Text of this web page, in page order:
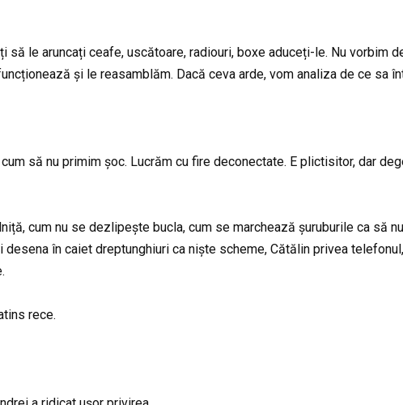
le aruncați ceafe, uscătoare, radiouri, boxe aduceți-le. Nu vorbim
și le reasamblăm. Dacă ceva arde, vom analiza de ce sa
să nu primim șoc. Lucrăm cu fire deconectate. E plictisitor, dar
cum nu se dezlipește bucla, cum se marchează șuruburile ca să
în caiet dreptunghiuri ca niște scheme, Cătălin privea
rece.